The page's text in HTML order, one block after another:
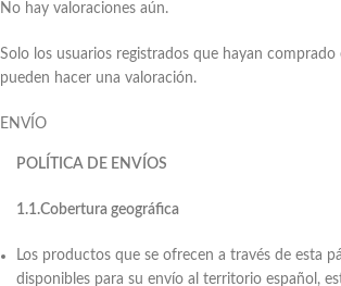
No hay valoraciones aún.
Solo los usuarios registrados que hayan
pueden hacer una valoración.
ENVÍO
POLÍTICA DE ENVÍOS
1.1.Cobertura geográfica
Los productos que se ofrecen a través de esta
disponibles para su envío al territorio español,